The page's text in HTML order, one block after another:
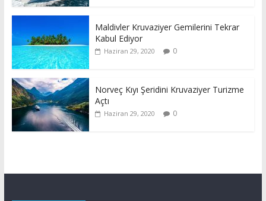
Maldivler Kruvaziyer Gemilerini Tekrar
Kabul Ediyor
Haziran 29, 2020 0
Norveç Kıyı Şeridini Kruvaziyer Turizme
Açtı
Haziran 29, 2020 0